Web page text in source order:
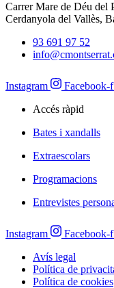
Carrer Mare de Déu del
Cerdanyola del Vallès,
93 691 97 52
Instagram Facebook-f
Accés ràpid
Bates i xandalls
Extraescolars
Programacions
Entrevistes
Instagram Facebook-f
Avís legal
Política de
Política de cookies